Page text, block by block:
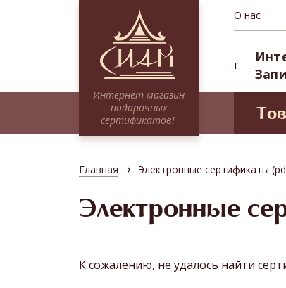
Интернет-магазин
подарочных
сертификатов!
О нас
г.
Тайские традиции
Миксы
Программы для двоих
Главная › Электронные сертификаты
Электронные
К сожалению, не удалось найти